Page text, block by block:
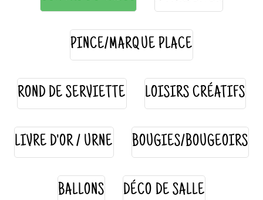
PINCE/MARQUE PLACE
ROND DE SERVIETTE LOISIRS CRÉATIFS
LIVRE D'OR / URNE BOUGIES/BOUGEOIRS
BALLONS DÉCO DE SALLE